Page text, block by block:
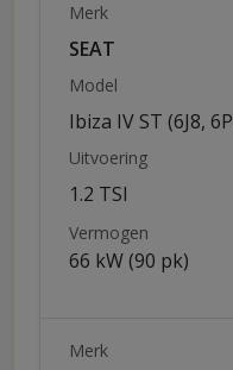
Merk
SEAT
Model
Ibiza IV ST (6J8,
Uitvoering
1.2 TSI
Vermogen
66 kW (90 pk)
Merk